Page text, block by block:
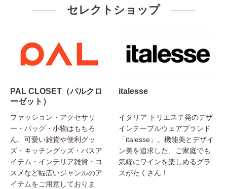
セレクトショップ
PAL CLOSET（パルクロ
ーゼット）
ファッション・アクセサリ
ー・バッグ・小物はもちろ
ん、可愛い雑貨や便利グッ
ズ・キッチングッズ・バスア
イテム・インテリア雑貨・コ
スメなど幅広いジャンルのア
イテムをご用意しておりま
italesse
イタリア トリエステ発のデザ
インテーブルウェアブランド
「italesse」。機能美とデザイ
ン美を追求した、ご家庭でも
気軽にワインを楽しめるグラ
スがたくさん！